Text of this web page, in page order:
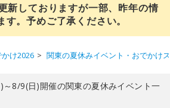
新しておりますが一部、昨年の情
す。予めご了承ください。
け2026 関東の夏休みイベント・おでかけ
～8/9(日)開催の関東の夏休みイベント一